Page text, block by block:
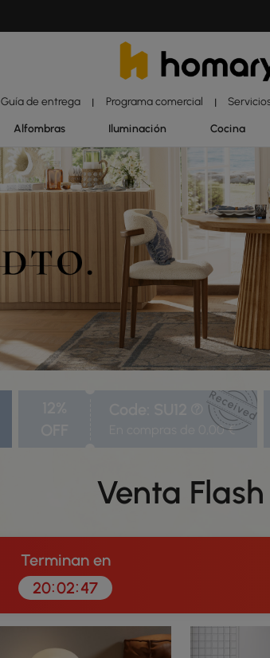
Guía de entrega | Programa comercial |
Alfombras Iluminación Cocina
En compras de 0,00 €
Venta Flash
Terminan en
20:02:45